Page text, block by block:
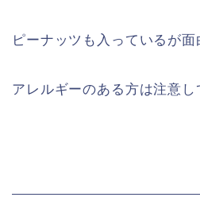
ピーナッツも入っているが面
アレルギーのある方は注意し